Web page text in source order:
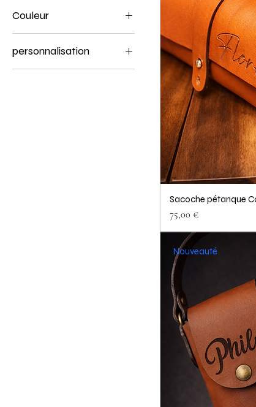
Couleur
personnalisation
personnalisation gravure
Sacoche pétanque
Prix
75,00 €
Nouveauté